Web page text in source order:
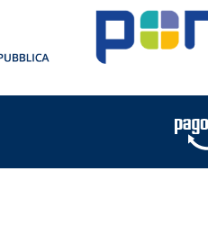
stessa finestra